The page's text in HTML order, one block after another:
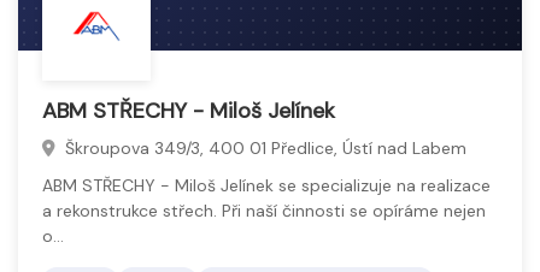
ABM STŘECHY - Miloš Jelínek
Škroupova 349/3, 400 01 Předlice, Ústí nad Labem
ABM STŘECHY - Miloš Jelínek se specializuje na realizace
a rekonstrukce střech. Při naší činnosti se opíráme nejen
o…